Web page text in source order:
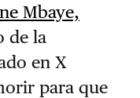
Mbaye,
de la
en X
para que